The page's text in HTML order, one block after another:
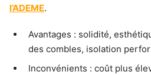
l’ADEME.
Avantages : solidité,
des combles, isolation
Inconvénients : coût plus